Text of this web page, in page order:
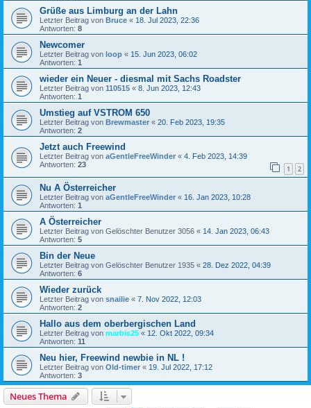
Grüße aus Limburg an der Lahn
Letzter Beitrag von Bruce « 18. Jul 2023, 22:36
Antworten: 8
Newcomer
Letzter Beitrag von loop « 15. Jun 2023, 06:02
Antworten: 1
wieder ein Neuer - diesmal mit Sachs Roadster
Letzter Beitrag von 110515 « 8. Jun 2023, 12:43
Antworten: 1
Umstieg auf VSTROM 650
Letzter Beitrag von Brewmaster « 20. Feb 2023, 19:35
Antworten: 2
Jetzt auch Freewind
Letzter Beitrag von aGentleFreeWinder « 4. Feb 2023, 14:39
Antworten: 23 1 2
Nu A Österreicher
Letzter Beitrag von aGentleFreeWinder « 16. Jan 2023, 10:28
Antworten: 1
A Österreicher
Letzter Beitrag von Gelöschter Benutzer 3056 « 14. Jan 2023, 06:43
Antworten: 5
Bin der Neue
Letzter Beitrag von Gelöschter Benutzer 1935 « 28. Dez 2022, 04:39
Antworten: 6
Wieder zurück
Letzter Beitrag von snailie « 7. Nov 2022, 12:03
Antworten: 2
Hallo aus dem oberbergischen Land
Letzter Beitrag von marbis25 « 12. Okt 2022, 09:34
Antworten: 11
Neu hier, Freewind newbie in NL !
Letzter Beitrag von Old-timer « 19. Jul 2022, 17:12
Antworten: 3
Neues Thema